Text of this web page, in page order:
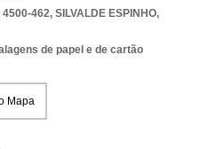
4500-462, SILVALDE ESPINHO,
de papel e de cartão
Mapa